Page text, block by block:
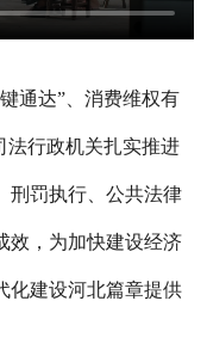
通达”、消费维权有
行政机关扎实推进
刑罚执行、公共法律
效，为加快建设经济
化建设河北篇章提供